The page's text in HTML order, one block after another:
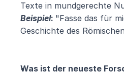
Texte in mundgerechte
Beispiel: "Fasse das für
Geschichte des
Was ist der neueste